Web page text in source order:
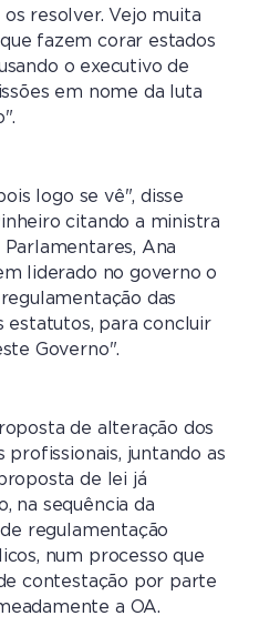
resolver. Vejo muita
fazem corar estados
o executivo de
em nome da luta
logo se vê", disse
citando a ministra
Ana
liderado no governo o
das
estatutos, para concluir
Governo".
de alteração dos
profissionais, juntando as
de lei já
na sequência da
regulamentação
num processo que
contestação por parte
a OA.